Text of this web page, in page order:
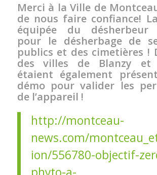
Merci à la Ville de
de nous faire confiance!
équipée du désherbeur
pour le désherbage de
publics et des cimetières !
des villes de Blanzy et
étaient également
démo pour valider les
de l’appareil !
http://montceau-
news.com/
ion/556780-objectif-